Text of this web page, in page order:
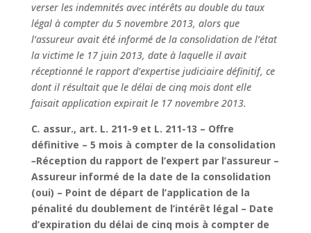
verser les indemnités avec intérêts au double du taux
légal à compter du 5 novembre 2013, alors que
l’assureur avait été informé de la consolidation de l’état
la victime le 17 juin 2013, date à laquelle il avait
réceptionné le rapport d’expertise judiciaire définitif, ce
dont il résultait que le délai de cinq mois dont elle
faisait application expirait le 17 novembre 2013.
C. assur., art. L. 211-9 et L. 211-13 – Offre
définitive – 5 mois à compter de la consolidation
–Réception du rapport de l’expert par l’assureur –
Assureur informé de la date de la consolidation
(oui) – Point de départ de l’application de la
pénalité du doublement de l’intérêt légal – Date
d’expiration du délai de cinq mois à compter de